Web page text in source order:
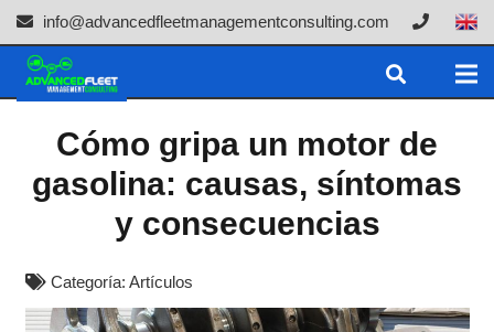
info@advancedfleetmanagementconsulting.com
Cómo gripa un motor de
gasolina: causas, síntomas
y consecuencias
Categoría: Artículos